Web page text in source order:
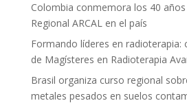
Colombia conmemora los 40
Regional ARCAL en el país
Formando líderes en radioterapia:
de Magísteres en Radioterapia
Brasil organiza curso regional
metales pesados en suelos